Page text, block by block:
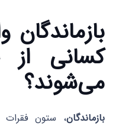
کسانی از
می‌شوند؟
بازماندگان، ستون